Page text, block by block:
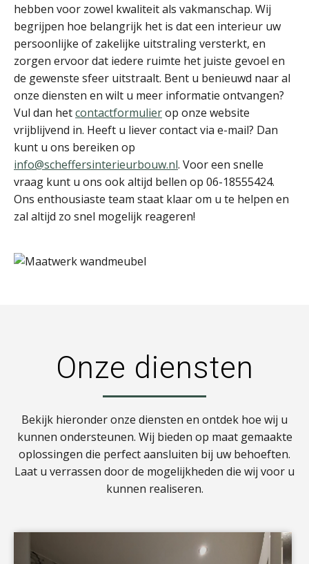
hebben voor zowel kwaliteit als vakmanschap. Wij
begrijpen hoe belangrijk het is dat een interieur uw
persoonlijke of zakelijke uitstraling versterkt, en
zorgen ervoor dat iedere ruimte het juiste gevoel en
de gewenste sfeer uitstraalt. Bent u benieuwd naar al
onze diensten en wilt u meer informatie ontvangen?
Vul dan hetcontactformulierop onze website
vrijblijvend in. Heeft u liever contact via e-mail? Dan
kunt u ons bereiken op
info@scheffersinterieurbouw.nl. Voor een snelle
vraag kunt u ons ook altijd bellen op 06-18555424.
Ons enthousiaste team staat klaar om u te helpen en
zal altijd zo snel mogelijk reageren!
Onze diensten
Bekijk hieronder onze diensten en ontdek hoe wij u
kunnen ondersteunen. Wij bieden op maat gemaakte
oplossingen die perfect aansluiten bij uw behoeften.
Laat u verrassen door de mogelijkheden die wij voor u
kunnen realiseren.